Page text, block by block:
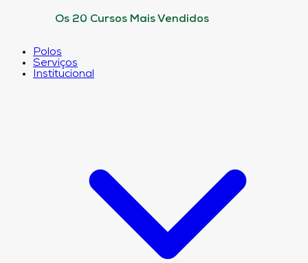
Os 20 Cursos Mais Vendidos
Polos
Serviços
Institucional